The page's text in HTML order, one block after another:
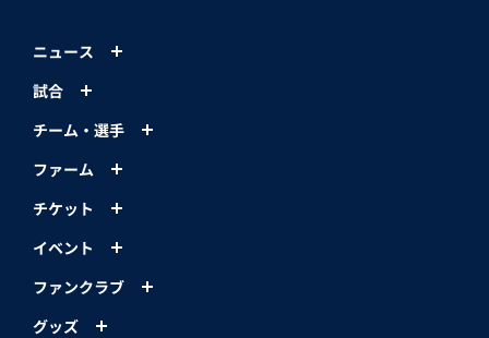
ニュース
試合
チーム・選手
ファーム
チケット
イベント
ファンクラブ
グッズ